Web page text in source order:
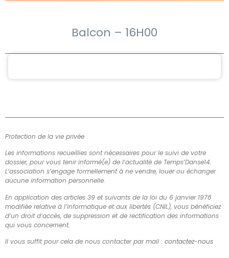
Balcon – 16H00
Protection de la vie privée
Les informations recueillies sont nécessaires pour le suivi de votre
dossier, pour vous tenir informé(e) de l’actualité de Temps’Danse14.
L’association s’engage formellement à ne vendre, louer ou échanger
aucune information personnelle.
En application des articles 39 et suivants de la loi du 6 janvier 1978
modifiée relative à l’informatique et aux libertés (CNIL), vous bénéficiez
d’un droit d’accès, de suppression et de rectification des informations
qui vous concernent.
Il vous suffit pour cela de nous contacter par mail : contactez-nous